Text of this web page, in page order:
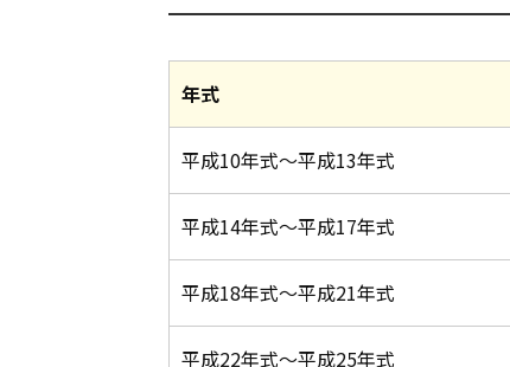
年式
平成10年式～平成13年式
平成14年式～平成17年式
平成18年式～平成21年式
平成22年式～平成25年式